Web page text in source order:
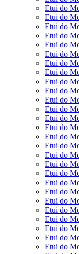
Etui do
Etui do
Etui do
Etui do
Etui do
Etui do
Etui do
Etui do
Etui do
Etui do
Etui do
Etui do
Etui do
Etui do
Etui do
Etui do
Etui do
Etui do
Etui do
Etui do
Etui do
Etui do
Etui do
Etui do
Etui do
Etui do
Etui do